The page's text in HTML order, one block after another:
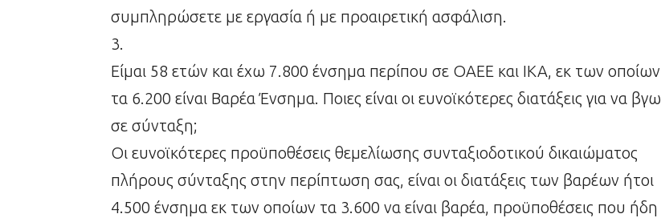
συμπληρώσετε με εργασία ή με προαιρετική ασφάλιση.
3.
Είμαι 58 ετών και έχω 7.800 ένσημα περίπου σε ΟΑΕΕ και ΙΚΑ, εκ των οποίων
τα 6.200 είναι Βαρέα Ένσημα. Ποιες είναι οι ευνοϊκότερες διατάξεις για να βγω
σε σύνταξη;
Οι ευνοϊκότερες προϋποθέσεις θεμελίωσης συνταξιοδοτικού δικαιώματος
πλήρους σύνταξης στην περίπτωση σας, είναι οι διατάξεις των βαρέων ήτοι
4.500 ένσημα εκ των οποίων τα 3.600 να είναι βαρέα, προϋποθέσεις που ήδη